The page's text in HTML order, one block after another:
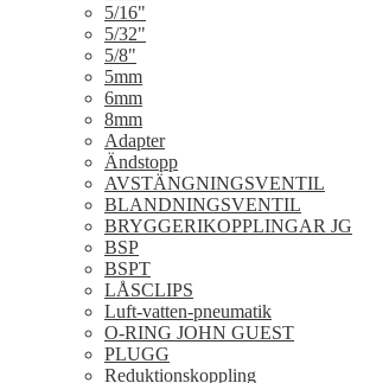
5/16"
5/32"
5/8"
5mm
6mm
8mm
Adapter
Ändstopp
AVSTÄNGNINGSVENTIL
BLANDNINGSVENTIL
BRYGGERIKOPPLINGAR JG
BSP
BSPT
LÅSCLIPS
Luft-vatten-pneumatik
O-RING JOHN GUEST
PLUGG
Reduktionskoppling